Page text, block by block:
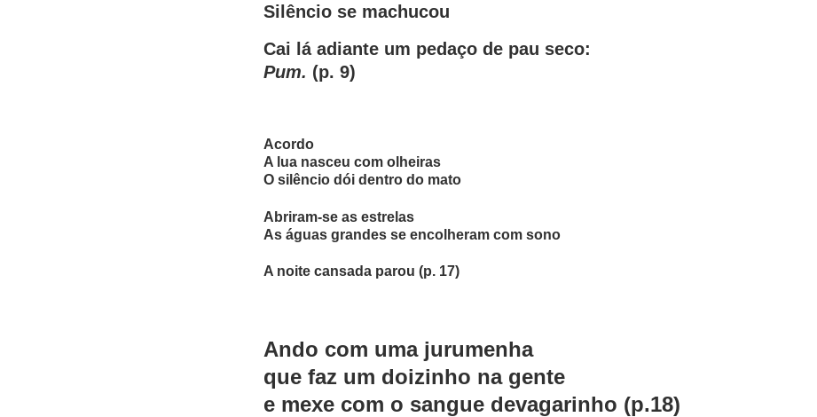
Silêncio se machucou
Cai lá adiante um pedaço de pau seco:
Pum. (p. 9)
Acordo
A lua nasceu com olheiras
O silêncio dói dentro do mato
Abriram-se as estrelas
As águas grandes se encolheram com sono
A noite cansada parou (p. 17)
Ando com uma jurumenha
que faz um doizinho na gente
e mexe com o sangue devagarinho (p.18)